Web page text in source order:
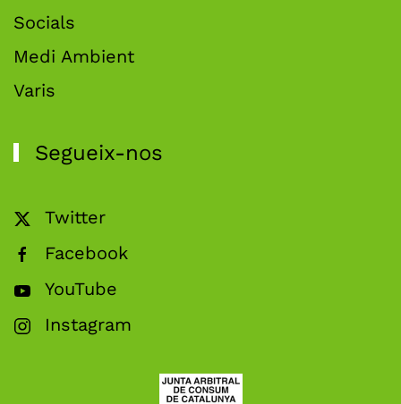
Socials
Medi Ambient
Varis
Segueix-nos
Twitter
Facebook
YouTube
Instagram